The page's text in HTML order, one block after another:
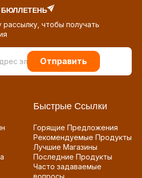
чтобы получать
Отправить
Быстрые Ссылки
Горящие Предложения
Рекомендуемые Продукты
Лучшие Магазины
Последние Продукты
Часто задаваемые
вопросы